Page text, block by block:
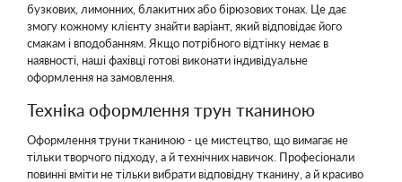
бузкових, лимонних, блакитних або бірюзових тонах. Це дає
змогу кожному клієнту знайти варіант, який відповідає його
смакам і вподобанням. Якщо потрібного відтінку немає в
наявності, наші фахівці готові виконати індивідуальне
оформлення на замовлення.
Техніка оформлення трун тканиною
Оформлення труни тканиною - це мистецтво, що вимагає не
тільки творчого підходу, а й технічних навичок. Професіонали
повинні вміти не тільки вибрати відповідну тканину, а й красиво